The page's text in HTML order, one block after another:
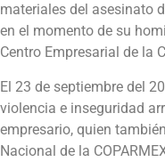
materiales del asesinato
en el momento de su
Centro Empresarial de la
El 23 de septiembre del
violencia e inseguridad
empresario, quien
Nacional de la